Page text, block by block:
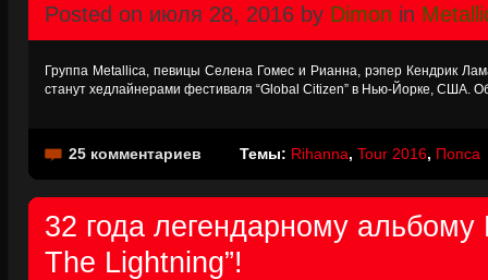
Posted on июля 28, 2016 by Dimon in
Группа Metallica, певицы Селена Гомес и Рианна, рэпер Кендрик
станут хедлайнерами фестиваля “Global Citizen” в Нью-Йорке, США.
25 комментариев Темы: Rihanna, Tour 2016, Попса
32 года легендарному альбому
The Lightning”!